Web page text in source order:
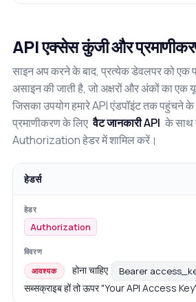
API एक्सेस कुंजी और
साइन अप करने के बाद, प्रत्येक डेवलपर को एक
असाइन की जाती है, जो अक्षरों और अंकों का एक
जिसका उपयोग हमारे API एंडपॉइंट तक पहुंचने के
प्रमाणीकरण के लिए वैट जानकारी API के साथ
Authorization हेडर में शामिल करें।
हेडर्स
Authorization
आवश्यक होना चाहिए Bearer
सब्सक्राइब हों तो ऊपर "Your API Access